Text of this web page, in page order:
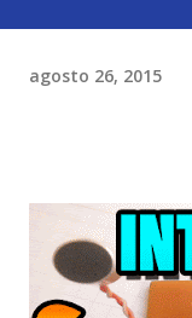
agosto 26, 2015